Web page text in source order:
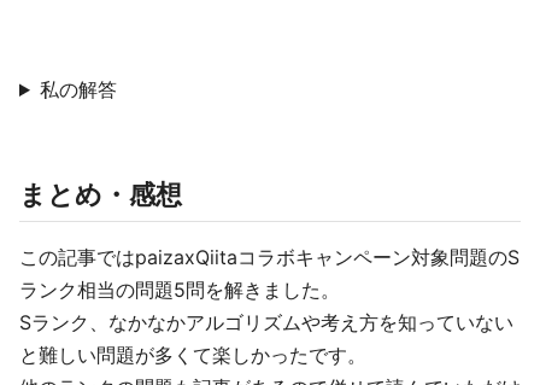
私の解答
まとめ・感想
この記事ではpaizaxQiitaコラボキャンペーン対象問題のS
ランク相当の問題5問を解きました。
Sランク、なかなかアルゴリズムや考え方を知っていない
と難しい問題が多くて楽しかったです。